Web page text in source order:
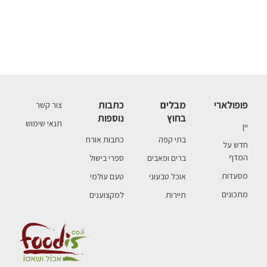
פופולארי
יין
חדש על
המדף
מסעדות
מתכונים
מבלים
בחוץ
בתי קפה
ברים ופאבים
אוכל טבעוני
תיירות
כתבות
נוספות
כתבות אורח
ספרי בישול
טעם עולמי
למקצוענים
צור קשר
תנאי שימוש